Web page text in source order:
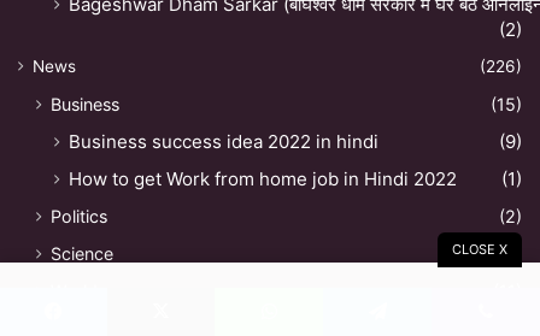
(2)
News (226)
Business (15)
Business success idea 2022 in hindi
(9)
How to get Work from home job in Hindi 2022
(1)
Politics
(2)
Science
(2)
CLOSE X